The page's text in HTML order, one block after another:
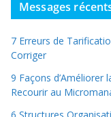
Messages
7 Erreurs de
Corriger
9 Façons d’Améliorer
Recourir au